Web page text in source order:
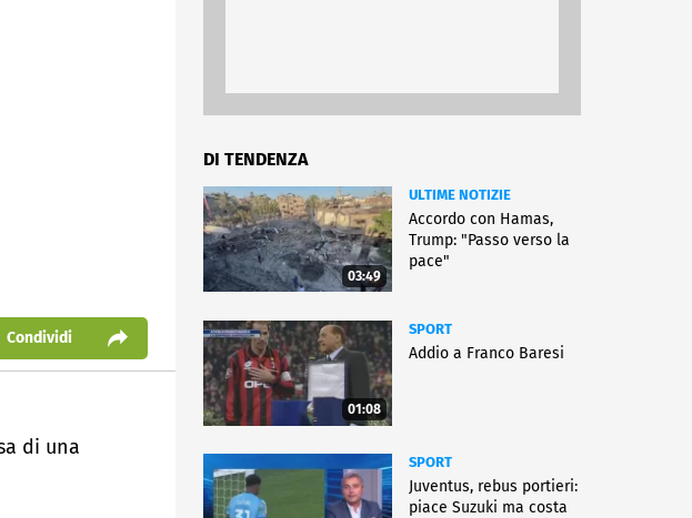
Condividi
di una
DI TENDENZA
03:49
ULTIME NOTIZIE
Accordo con Hamas,
Trump: "Passo verso la
pace"
01:08
SPORT
Addio a Franco Baresi
SPORT
Juventus, rebus portieri:
piace Suzuki ma costa